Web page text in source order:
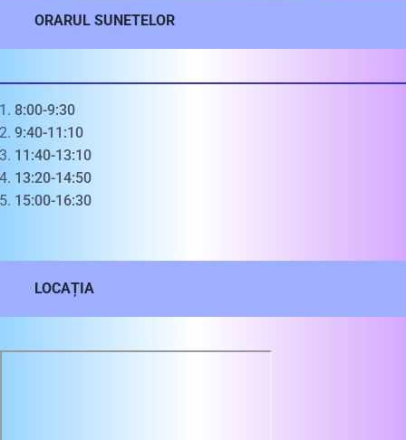
ORARUL SUNETELOR
8:00-9:30
9:40-11:10
11:40-13:10
13:20-14:50
15:00-16:30
LOCAȚIA